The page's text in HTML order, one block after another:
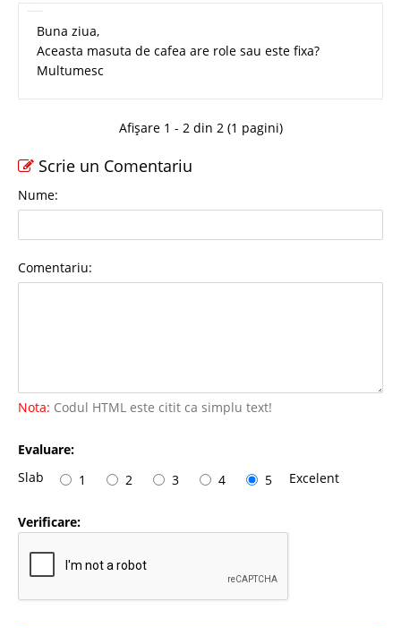
Buna ziua,
Aceasta masuta de cafea are role sau este fixa?
Multumesc
Afișare 1 - 2 din 2 (1 pagini)
Scrie un Comentariu
Nume:
Comentariu:
Nota: Codul HTML este citit ca simplu text!
Evaluare:
Slab
1 2 3 4 5 Excelent
Verificare: